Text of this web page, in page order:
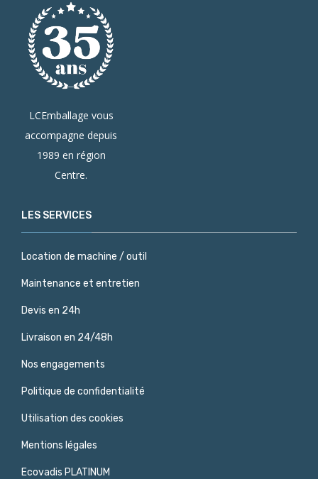
LCEmballage vous
accompagne depuis
1989 en région
Centre.
LES SERVICES
Location de machine / outil
Maintenance et entretien
Devis en 24h
Livraison en 24/48h
Nos engagements
Politique de confidentialité
Utilisation des cookies
Mentions légales
Ecovadis PLATINUM